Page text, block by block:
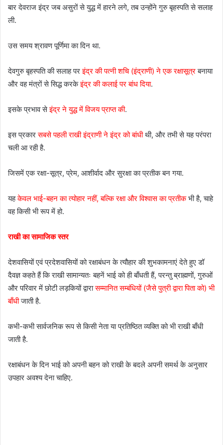
बार देवराज इंद्र जब असुरों से युद्ध में हारने लगे, तब उन्होंने गुरु बृहस्पति से सलाह
ली.
उस समय श्रावण पूर्णिमा का दिन था.
देवगुरु बृहस्पति की सलाह परइंद्र की पत्नी शचि (इंद्राणी) ने एक रक्षासूत्रबनाया
और वह मंत्रों से सिद्ध करकेइंद्र की कलाई पर बांध दिया.
इसके प्रभाव सेइंद्र ने युद्ध में विजय प्राप्त की.
इस प्रकारसबसे पहली राखी इंद्राणी ने इंद्र को बांधीथी, और तभी से यह परंपरा
चली आ रही है.
जिसमें एक रक्षा-सूत्र, प्रेम, आशीर्वाद और सुरक्षा का प्रतीक बन गया.
यहकेवल भाई-बहन का त्योहार नहीं, बल्कि रक्षा और विश्वास का प्रतीकभी है, चाहे
वह किसी भी रूप में हो.
राखी का सामाजिक स्तर
देशवासियों एवं प्रदेशवासियों को रक्षाबंधन के त्यौहार की शुभकामनाएं देते हुए डॉ
दैवज्ञ कहते हैं कि राखी सामान्यतः बहनें भाई को ही बाँधती हैं, परन्तु ब्राह्मणों, गुरुओं
और परिवार में छोटी लड़कियों द्वारासम्मानित सम्बंधियों (जैसे पुत्री द्वारा पिता को) भी
बाँधीजाती है.
कभी-कभी सार्वजनिक रूप से किसी नेता या प्रतिष्ठित व्यक्ति को भी राखी बाँधी
जाती है.
रक्षाबंधन के दिन भाई को अपनी बहन को राखी के बदले अपनी समर्थ के अनुसार
उपहार अवश्य देना चाहिए.